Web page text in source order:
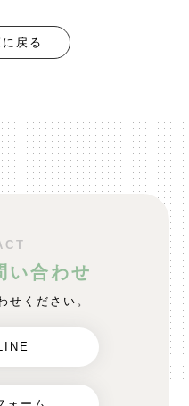
戻る
い合わせ
せください。